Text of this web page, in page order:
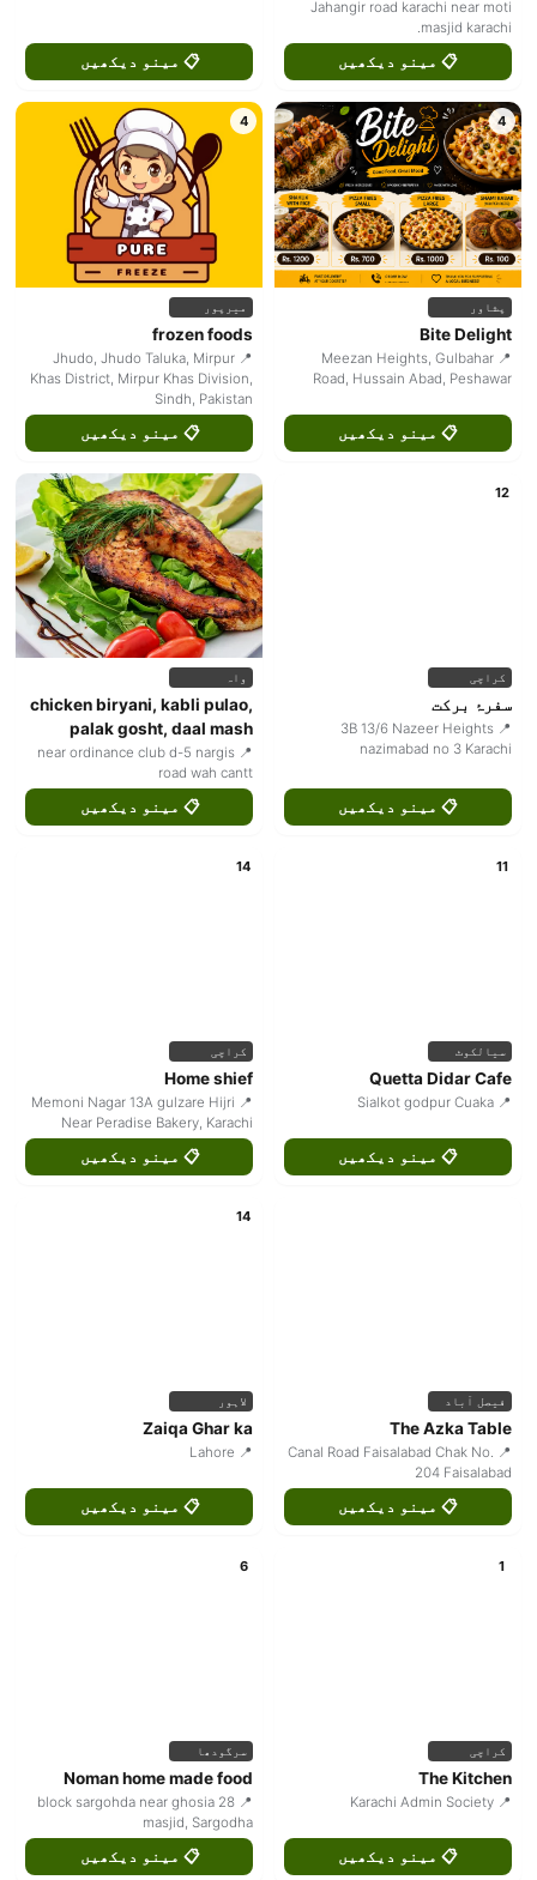
Jahangir road karachi near moti
masjid karachi.
📋 مینو دیکھیں 📋 مینو دیکھیں
4
پشاور
Bite Delight
📍 Meezan Heights, Gulbahar
Road, Hussain Abad, Peshawar
📋 مینو دیکھیں
4
میرپور
frozen foods
📍 Jhudo, Jhudo Taluka, Mirpur
Khas District, Mirpur Khas Division,
Sindh, Pakistan
📋 مینو دیکھیں
12
کراچی
سفرۂ برکت
📍 3B 13/6 Nazeer Heights
nazimabad no 3 Karachi
📋 مینو دیکھیں
واہ
chicken biryani, kabli pulao,
palak gosht, daal mash
📍 near ordinance club d-5 nargis
road wah cantt
📋 مینو دیکھیں
11
سیالکوٹ
Quetta Didar Cafe
📍 Sialkot godpur Cuaka
📋 مینو دیکھیں
14
کراچی
Home shief
📍 Memoni Nagar 13A gulzare Hijri
Near Peradise Bakery, Karachi
📋 مینو دیکھیں
فیصل آباد
The Azka Table
📍 Canal Road Faisalabad Chak No.
204 Faisalabad
📋 مینو دیکھیں
14
لاہور
Zaiqa Ghar ka
📍 Lahore
📋 مینو دیکھیں
1
کراچی
The Kitchen
📍 Karachi Admin Society
📋 مینو دیکھیں
6
سرگودھا
Noman home made food
📍 28 block sargohda near ghosia
masjid, Sargodha
📋 مینو دیکھیں